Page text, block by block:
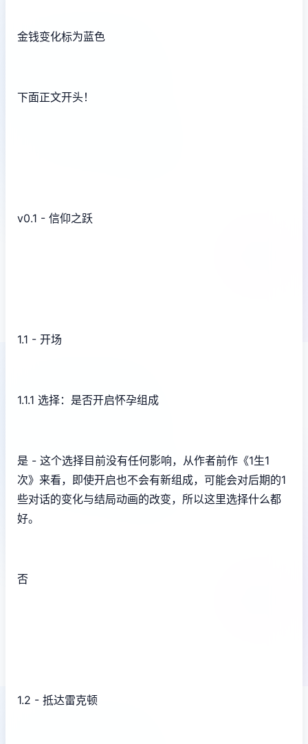
金钱变化标为蓝色
下面正文开头！
v0.1 - 信仰之跃
1.1 - 开场
1.1.1 选择：是否开启怀孕组成
是 - 这个选择目前没有任何影响，从作者前作《1生1
次》来看，即使开启也不会有新组成，可能会对后期的1
些对话的变化与结局动画的改变，所以这里选择什么都
好。
否
1.2 - 抵达雷克顿